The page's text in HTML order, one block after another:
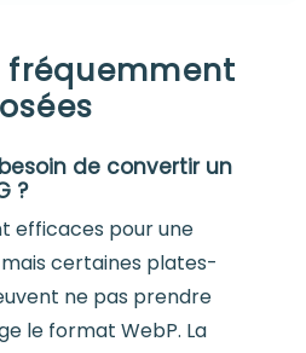
fréquemment
de convertir un
?
efficaces pour une
certaines plates-
ne pas prendre
le format WebP. La